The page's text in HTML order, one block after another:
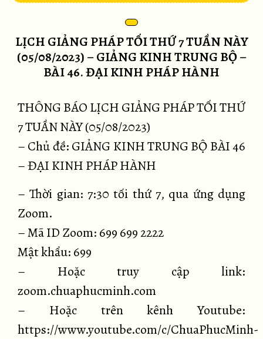
LỊCH GIẢNG PHÁP TỐI THỨ 7 TUẦN NÀY
(05/08/2023) – GIẢNG KINH TRUNG BỘ –
BÀI 46. ĐẠI KINH PHÁP HÀNH
THÔNG BÁO LỊCH GIẢNG PHÁP TỐI THỨ
7 TUẦN NÀY (05/08/2023)
– Chủ đề: GIẢNG KINH TRUNG BỘ BÀI46
– ĐẠI KINH PHÁP HÀNH
– Thời gian: 7:30 tối thứ 7, qua ứng dụng
Zoom.
– Mã ID Zoom: 699 699 2222
Mật khẩu: 699
– Hoặc truy cập link:
zoom.chuaphucminh.com
– Hoặc trên kênh Youtube:
https://www.youtube.com/c/ChuaPhucMinh-